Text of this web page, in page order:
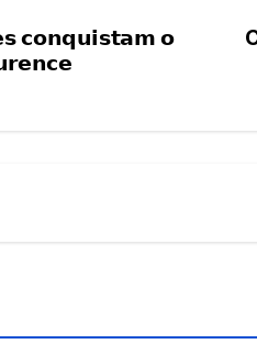
𝗰𝗼𝗻𝗾𝘂𝗶𝘀𝘁𝗮𝗺 𝗼